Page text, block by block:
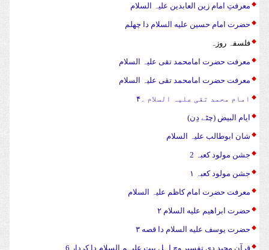
معرفتِ امام زین العابدین علیہ السلام
حضرت امام حسین علیه السلام دا چهلم
فلسفہ روزہ
معرفت حضرت امامحمد تقی علیہ السلام
معرفت حضرت امامحمد تقی علیہ السلام
امام محمد تقی علیہ السلام ۔۴
ایام البیض (چٹے دِن)
شان ابوطالب علیہ السلام
جشن مولود کعبہ 2
جشن مولود کعبہ ۱
معرفت حضرت امام کاظم علیہ السلام
حضرت ابراهیم علیه السلام ۲
حضرت يوسف علیه السلام دا قصه ۳
قرآن مجید دی تفسیر وچ اہل بیت علیہم السلام دا کردار 6